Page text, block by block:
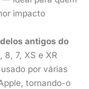
impacto
antigos do
8, 7, XS e XR
por várias
tornando-o